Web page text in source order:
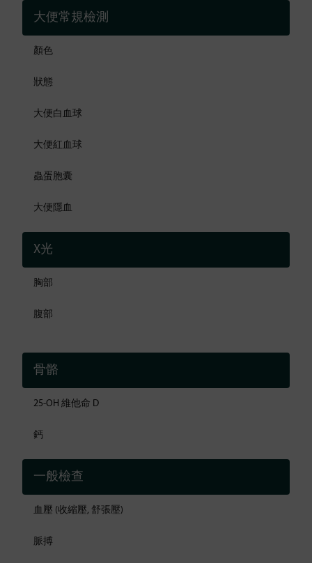
大便常規檢測
顏色
狀態
大便白血球
大便紅血球
蟲蛋胞囊
大便隱血
X光
胸部
腹部
骨骼
25-OH 維他命 D
鈣
一般檢查
血壓 (收縮壓, 舒張壓)
脈搏